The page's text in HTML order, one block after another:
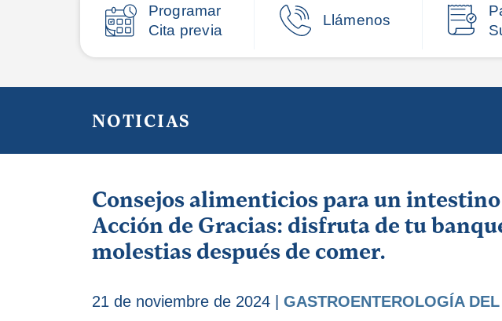
Programar
Cita previa
Llámenos
NOTICIAS
Consejos alimenticios para un intestino
Acción de Gracias: disfruta de tu
molestias después de comer.
21 de noviembre de 2024 GASTROENTEROLOGÍA